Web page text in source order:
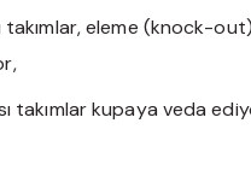
takımlar, eleme (knock-
takımlar kupaya veda